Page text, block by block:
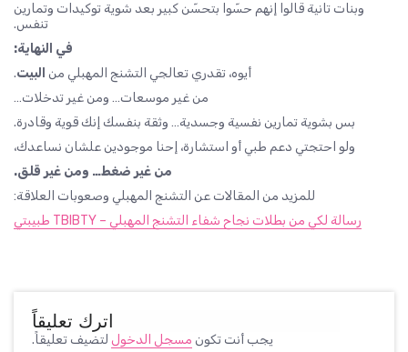
وبنات تانية قالوا إنهم حسّوا بتحسّن كبير بعد شوية توكيدات وتمارين
تنفس.
في النهاية:
أيوه، تقدري تعالجي التشنج المهبلي من البيت.
من غير موسعات… ومن غير تدخلات…
بس بشوية تمارين نفسية وجسدية… وثقة بنفسك إنك قوية وقادرة.
ولو احتجتي دعم طبي أو استشارة، إحنا موجودين علشان نساعدك،
من غير ضغط… ومن غير قلق.
للمزيد من المقالات عن التشنج المهبلي وصعوبات العلاقة:
رسالة لكي من بطلات نجاح شفاء التشنج المهبلي – TBIBTY طبيبتي
اترك تعليقاً
يجب أنت تكون مسجل الدخول لتضيف تعليقاً.